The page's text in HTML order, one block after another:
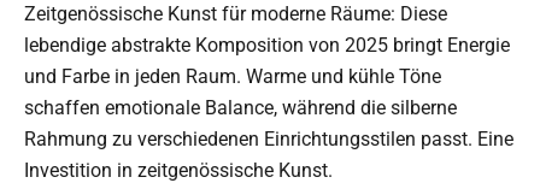
Zeitgenössische Kunst für moderne Räume: Diese
lebendige abstrakte Komposition von 2025 bringt Energie
und Farbe in jeden Raum. Warme und kühle Töne
schaffen emotionale Balance, während die silberne
Rahmung zu verschiedenen Einrichtungsstilen passt. Eine
Investition in zeitgenössische Kunst.